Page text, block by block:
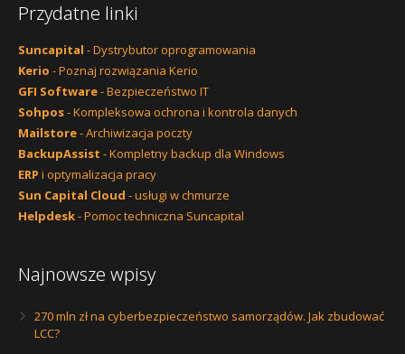
Przydatne linki
Suncapital - Dystrybutor oprogramowania
Kerio - Poznaj rozwiązania Kerio
GFI Software- Bezpieczeństwo IT
Sohpos- Kompleksowa ochrona i kontrola danych
Mailstore- Archiwizacja poczty
BackupAssist - Kompletny backup dla Windows
ERP i optymalizacja pracy
Sun Capital Cloud - usługi w chmurze
Helpdesk- Pomoc techniczna Suncapital
Najnowsze wpisy
270 mln zł na cyberbezpieczeństwo samorządów. Jak zbudować
LCC?